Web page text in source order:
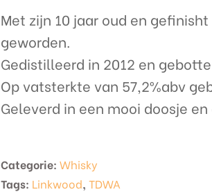
Met zijn 10 jaar oud en
geworden.
Gedistilleerd in 2012 en
Op vatsterkte van 57,2%abv
Geleverd in een mooi doosje
Categorie: Whisky
Tags: Linkwood TDWA